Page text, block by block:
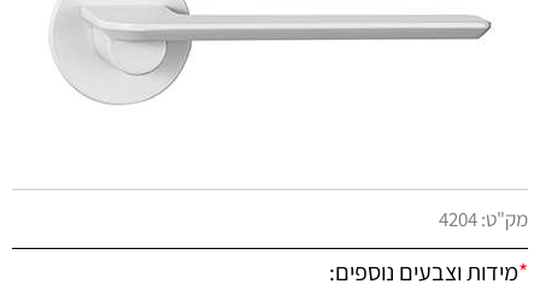
מק"ט:4204
*מידות וצבעים נוספים: